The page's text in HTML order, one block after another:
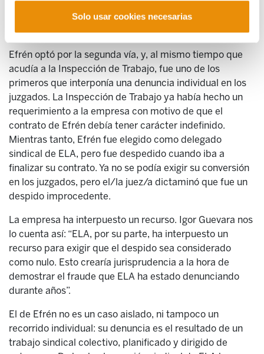
Solo usar cookies necesarias
otro lado, denunciar la situación, es decir: que después
de un año trabajando, le despidieron para después
reincorporarlo en el mismo puesto de trabajo.
Efrén optó por la segunda vía, y, al mismo tiempo que
acudía a la Inspección de Trabajo, fue uno de los
primeros que interponía una denuncia individual en los
juzgados. La Inspección de Trabajo ya había hecho un
requerimiento a la empresa con motivo de que el
contrato de Efrén debía tener carácter indefinido.
Mientras tanto, Efrén fue elegido como delegado
sindical de ELA, pero fue despedido cuando iba a
finalizar su contrato. Ya no se podía exigir su conversión
en los juzgados, pero el/la juez/a dictaminó que fue un
despido improcedente.
La empresa ha interpuesto un recurso. Igor Guevara nos
lo cuenta así: “ELA, por su parte, ha interpuesto un
recurso para exigir que el despido sea considerado
como nulo. Esto crearía jurisprudencia a la hora de
demostrar el fraude que ELA ha estado denunciando
durante años”.
El de Efrén no es un caso aislado, ni tampoco un
recorrido individual: su denuncia es el resultado de un
trabajo sindical colectivo, planificado y dirigido de